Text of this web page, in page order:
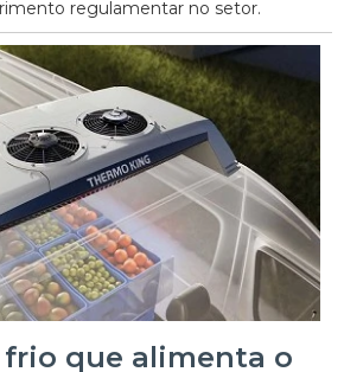
regulamentar no setor.
frio que alimenta o